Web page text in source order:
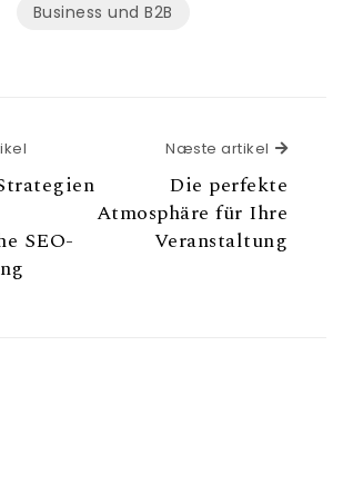
Business und B2B
SEO-
Næste artikel Næste
Die perfekte
Atmosphäre für Ihre
Veranstaltung